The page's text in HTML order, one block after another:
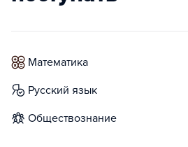
математика
русский язык
обществознание